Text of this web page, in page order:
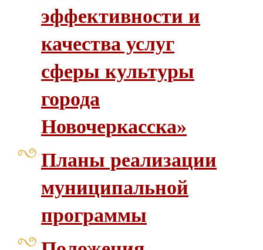
эффективности и
качества услуг
сферы культуры
города
Новочеркасска»
Планы реализации
муниципальной
программы